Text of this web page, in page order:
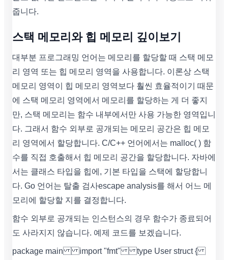
줍니다.
스택 메모리와 힙 메모리 깊이보기
대부분 프로그래밍 언어는 메모리를 할당할 때 스택 메모
리 영역 또는 힙 메모리 영역을 사용합니다. 이론상 스택
메모리 영역이 힙 메모리 영역보다 훨씬 효율적이기 때문
에 스택 메모리 영역에서 메모리를 할당하는 게 더 좋지
만, 스택 메모리는 함수 내부에서만 사용 가능한 영역입니
다. 그래서 함수 외부로 공개되는 메모리 공간은 힙 메모
리 영역에서 할당합니다. C/C++ 언어에서는 malloc( ) 함
수를 직접 호출해서 힙 메모리 공간을 할당합니다. 자바에
서는 클래스 타입을 힙에, 기본 타입을 스택에 할당합니
다. Go 언어는 탈출 검사escape analysis를 해서 어느 메
모리에 할당할 지를 결정합니다.
함수 외부로 공개되는 인스턴스의 경우 함수가 종료되어
도 사라지지 않습니다. 예제 코드를 보겠습니다.
package main import "fmt" type User struct {